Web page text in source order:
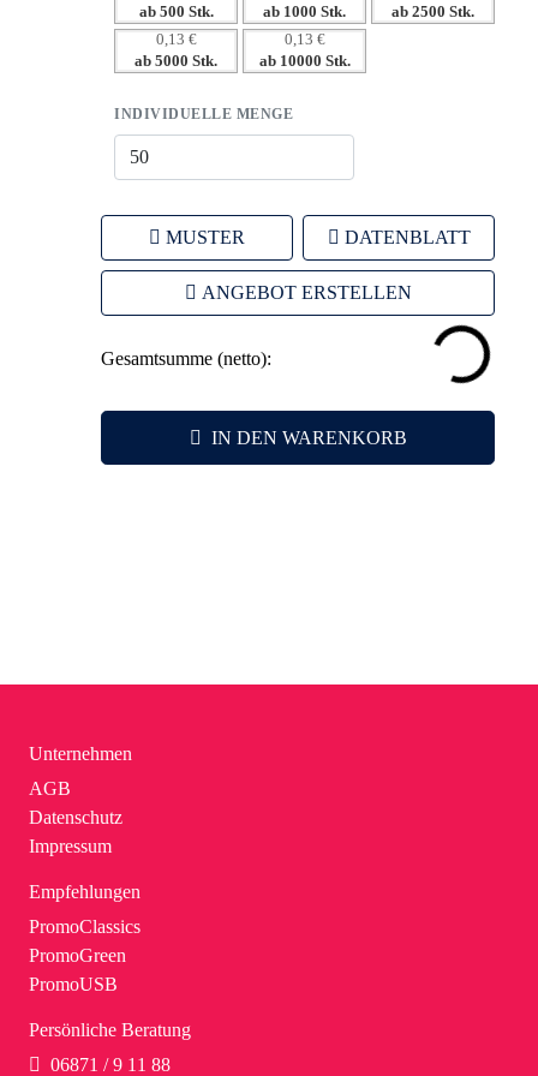
fällt und positive Erinnerungen weckt.
– Praktische Anwendung: Verknüpft Nützlichkeit mit
Blickfang – ideal für diverse Zielgruppen.
ab 500 Stk. ab 1000 Stk. ab 2500 Stk.
0,13 €
ab 5000 Stk.
0,13 €
ab 10000 Stk.
INDIVIDUELLE MENGE
MUSTER DATENBLATT
ANGEBOT ERSTELLEN
Gesamtsumme (netto):
IN DEN WARENKORB
Unternehmen
AGB
Datenschutz
Impressum
Empfehlungen
PromoClassics
PromoGreen
PromoUSB
Persönliche Beratung
06871 / 9 11 88